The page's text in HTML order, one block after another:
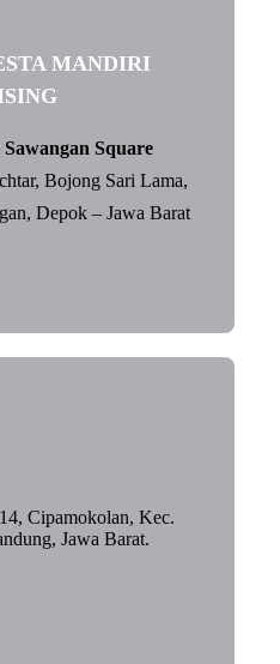
MANDIRI
Square
Bojong Sari Lama,
Depok – Jawa Barat
Cipamokolan, Kec.
Jawa Barat.